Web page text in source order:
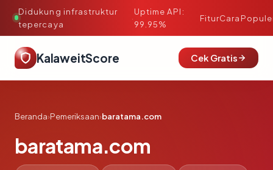
Didukung infrastruktur
tepercaya
·
Uptime API:
99.95%
FiturCara
KalaweitScore Cek Gratis
Beranda›Pemeriksaan›baratama.com
baratama.com